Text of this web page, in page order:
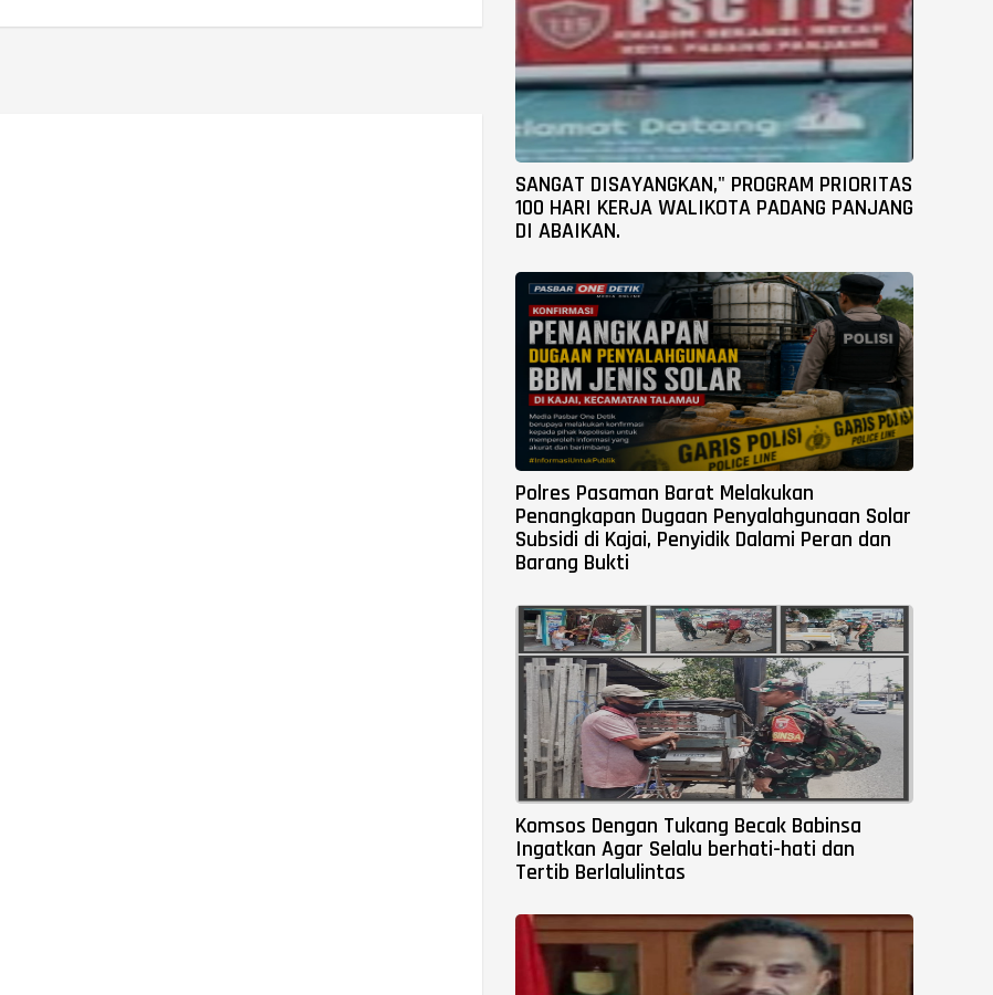
SANGAT DISAYANGKAN," PROGRAM PRIORITAS
100 HARI KERJA WALIKOTA PADANG PANJANG
DI ABAIKAN.
Polres Pasaman Barat Melakukan
Penangkapan Dugaan Penyalahgunaan Solar
Subsidi di Kajai, Penyidik Dalami Peran dan
Barang Bukti
Komsos Dengan Tukang Becak Babinsa
Ingatkan Agar Selalu berhati-hati dan
Tertib Berlalulintas